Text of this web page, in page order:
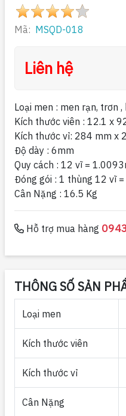
Mã: MSQD-018
Liên hệ
Loại men : men rạn, trơn ,
Kích thước viên : 12.1 x
Kích thước vỉ: 284 mm x
Độ dày : 6mm
Quy cách : 12 vĩ =
Đóng gói : 1 thùng 12 vĩ
Cân Nặng : 16.5 Kg
Hỗ trợ mua hàng
THÔNG SỐ SẢN
Loại men
Kích thước viên
Kích thước vỉ
Cân Nặng